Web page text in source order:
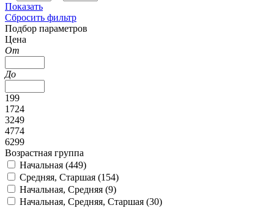
Показать
Сбросить фильтр
Подбор параметров
Цена
От
До
199
1724
3249
4774
6299
Возрастная группа
Начальная (449)
Средняя, Старшая (154)
Начальная, Средняя (9)
Начальная, Средняя, Старшая (30)